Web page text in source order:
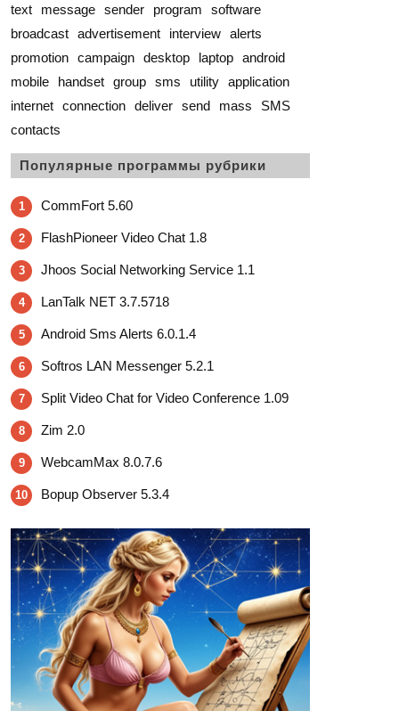
text
message sender program
software
broadcast advertisement interview alerts
promotion campaign desktop laptop android
mobile
handset group sms utility application
internet connection deliver send mass
SMS
contacts
Популярные программы рубрики
1 CommFort 5.60
2 FlashPioneer Video Chat 1.8
3 Jhoos Social Networking Service 1.1
4 LanTalk NET 3.7.5718
5 Android Sms Alerts 6.0.1.4
6 Softros LAN Messenger 5.2.1
7 Split Video Chat for Video Conference 1.09
8 Zim 2.0
9 WebcamMax 8.0.7.6
10 Bopup Observer 5.3.4